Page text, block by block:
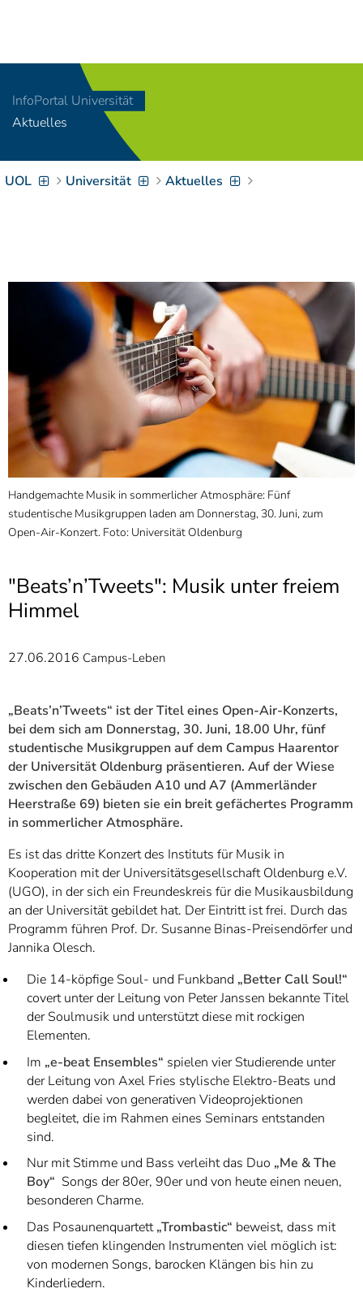
[Access-Key 8
Zum Inhalt springen
Zur Suche springen
[Access-Key 4]
Zur Hauptnavigation
9]
Zur
Brotkrumennavigation
springen[Access-Key
7]
Informationen zur
Barrierefreiheit
InfoPortal Universität
Aktuelles
UOL Universität Aktuelles
Handgemachte Musik in sommerlicher Atmosphäre: Fünf
studentische Musikgruppen laden am Donnerstag, 30. Juni, zum
Open-Air-Konzert. Foto: Universität Oldenburg
"Beats’n’Tweets": Musik unter freiem
Himmel
27.06.2016 Campus-Leben
„Beats’n’Tweets“ ist der Titel eines Open-Air-Konzerts,
bei dem sich am Donnerstag, 30. Juni, 18.00 Uhr, fünf
studentische Musikgruppen auf dem Campus Haarentor
der Universität Oldenburg präsentieren. Auf der Wiese
zwischen den Gebäuden A10 und A7 (Ammerländer
Heerstraße 69) bieten sie ein breit gefächertes Programm
in sommerlicher Atmosphäre.
Es ist das dritte Konzert des Instituts für Musik in
Kooperation mit der Universitätsgesellschaft Oldenburg e.V.
(UGO), in der sich ein Freundeskreis für die Musikausbildung
an der Universität gebildet hat. Der Eintritt ist frei. Durch das
Programm führen Prof. Dr. Susanne Binas-Preisendörfer und
Jannika Olesch.
Die 14-köpfige Soul- und Funkband „Better Call Soul!“
covert unter der Leitung von Peter Janssen bekannte Titel
der Soulmusik und unterstützt diese mit rockigen
Elementen.
Im „e-beat Ensembles“ spielen vier Studierende unter
der Leitung von Axel Fries stylische Elektro-Beats und
werden dabei von generativen Videoprojektionen
begleitet, die im Rahmen eines Seminars entstanden
sind.
Nur mit Stimme und Bass verleiht das Duo „Me & The
Boy“ Songs der 80er, 90er und von heute einen neuen,
besonderen Charme.
Das Posaunenquartett„Trombastic“ beweist, dass mit
diesen tiefen klingenden Instrumenten viel möglich ist:
von modernen Songs, barocken Klängen bis hin zu
Kinderliedern.